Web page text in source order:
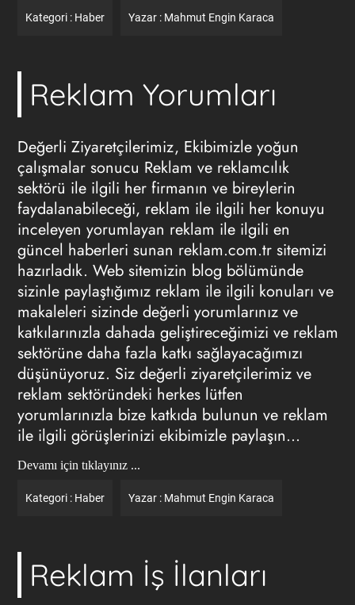
Kategori : Haber Yazar : Mahmut Engin Karaca
Reklam Yorumları
Değerli Ziyaretçilerimiz, Ekibimizle yoğun
çalışmalar sonucu Reklam ve reklamcılık
sektörü ile ilgili her firmanın ve bireylerin
faydalanabileceği, reklam ile ilgili her konuyu
inceleyen yorumlayan reklam ile ilgili en
güncel haberleri sunan reklam.com.tr sitemizi
hazırladık. Web sitemizin blog bölümünde
sizinle paylaştığımız reklam ile ilgili konuları ve
makaleleri sizinde değerli yorumlarınız ve
katkılarınızla dahada geliştireceğimizi ve reklam
sektörüne daha fazla katkı sağlayacağımızı
düşünüyoruz. Siz değerli ziyaretçilerimiz ve
reklam sektöründeki herkes lütfen
yorumlarınızla bize katkıda bulunun ve reklam
ile ilgili görüşlerinizi ekibimizle paylaşın...
Devamı için tıklayınız ...
Kategori : Haber Yazar : Mahmut Engin Karaca
Reklam İş İlanları